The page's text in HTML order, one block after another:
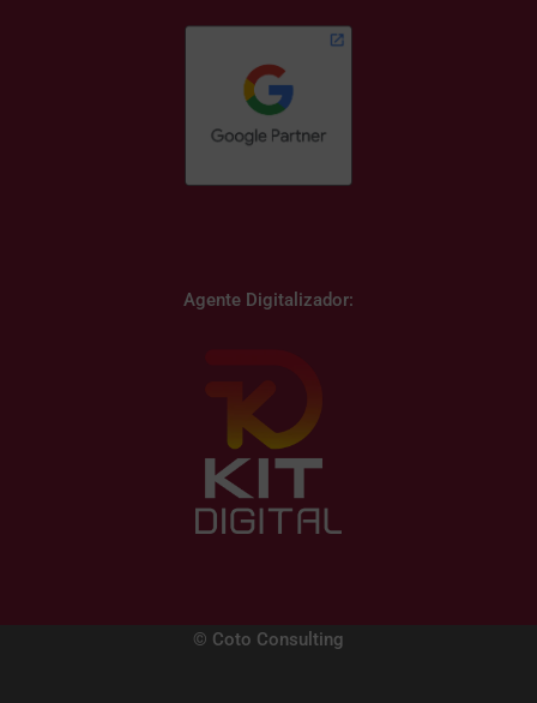
Agente Digitalizador:
© Coto Consulting